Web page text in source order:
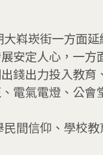
安定人心，一方
錢出力投入教育
電氣電燈、公會